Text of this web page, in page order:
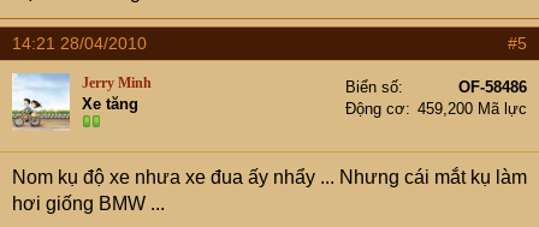
14:21 28/04/2010 #5
Jerry Minh
Xe tăng
Biển số
OF-58486
Động cơ
459,200 Mã lực
Nom kụ độ xe nhưa xe đua ấy nhẩy ... Nhưng cái mắt kụ làm
hơi giống BMW ...